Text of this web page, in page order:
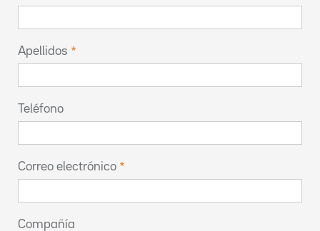
Apellidos
Teléfono
Correo electrónico
Compañía